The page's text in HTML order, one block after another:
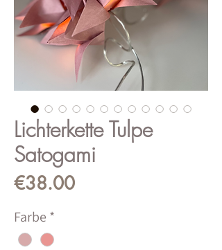
Lichterkette Tulpe
Satogami
€38.00Price
Farbe *